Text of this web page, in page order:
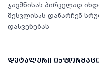
ჯავშნისას პირველად
შესვლისას დანარჩენ
დასვენებას
დეტალური